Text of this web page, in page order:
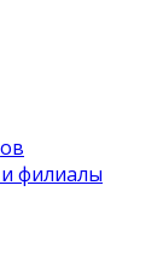
филиалы